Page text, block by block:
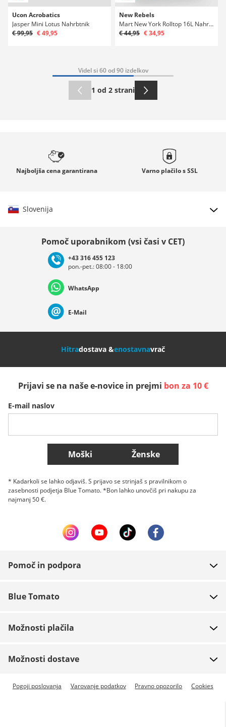
Ucon Acrobatics
Jasper Mini Lotus Nahrbtnik
€ 99,95 € 49,95
New Rebels
Mart New York Rolltop 16L Nahrbtnik
€ 44,95 € 34,95
Videl si 60 od 90 izdelkov
1 od 2 strani
Najboljša cenagarantirana Varno plačilo sSSL
Slovenija
Deutschland Österreich
Nederland Italia (Italiano) Italien (Deutsch)
Več držav
Pomoč uporabnikom (vsi časi v CET)
+43 316 455 123
pon.-pet.: 08:00 - 18:00
WhatsApp
E-Mail
Hitradostava &enostavnavrač
Prijavi se na naše e-novice in prejmi bon za 10 €
E-mail naslov
Moški Ženske
* Kadarkoli se lahko odjaviš. S prijavo se strinjaš s pravilnikom o
zasebnosti podjetja Blue Tomato. *Bon lahko unovčiš pri nakupu za
najmanj 50 €.
Pomoč in podpora
Plačilo
Vračila
Sledenje pošiljki
Blue Tomato
Zaposlitev
Blue World
Možnosti plačila
Možnosti dostave
Na voljo hitra dostava
Pogoji poslovanja Varovanje podatkov Pravno opozorilo Cookies